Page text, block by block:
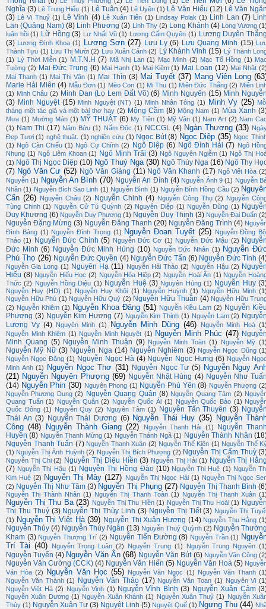
Nghĩa (3) Lê Trung Hiếu (1) Lê Tuân (4) Lê Uyên (1) Lê Văn Hiếu (12) Lê Văn
(3) Lê Vi Thuỷ (1) Lê Vinh (4) Lê Xuân Tiến (1) Lindsay Polak (1) Linh Lan (7)
Lan (Quảng Nam) (8) Linh Phương (3) Linh Thy (2) Long Khánh (4) Long Vương
luân hồi (1) Lữ Hồng (3) Lư Nhất Vũ (1) Lương Cẩm Quyên (1) Lương Duyên
(3) Lương Đình Khoa (1) Lương Sơn (27) Lưu Ly (6) Lưu Quang Minh (15)
Thành Tựu (1) Lưu Thị Mười (2) Lưu Xuân Cảnh (2) Lý Khánh Vinh (15) Lý Thành
(1)
Lý Thời Miễn (1) M.T.N.H (7) Mã Nhị Lan (1) Mạc Minh (2) Mạc Tố Hồng (1)
Tường (2) Mai Đức Trung (6) Mai Hạnh (1) Mai Kiệm (1) Mai Loan (12) Mai Nhật
Mai Thanh (1) Mai Thị Vân (1) Mai Thìn (3) Mai Tuyết (37) Mang Viên Long
Marie Hải Miên (4) Mẫu Đơn (1) Mèo Con (1) Mi Thu (1) Miên Đức Thắng (2) Miên
(1) Minh Châu (2) Minh Đan (Lọ Lem Đất Võ) (6) Minh Nguyên (15) Minh
(3) Minh Nguyệt (15) Minh Nguyệt (NT) (1) Minh Nhân Tông (1) Minh Vy (25)
tháng một tác giả và một bài thơ hay (2) Mộng Cầm (8) Mộng Nam (1) Mùa Xanh
Mưa (1) Mường Mán (1) MỸ THUẬT (6) My Tiên (1) Mỹ Vân (1) Nam Art (2) Nam
(1) Nam Thi (17) Năm Bửu (1) Nấm Độc (1) NCCGL (4) Ngàn Thương (33)
Đẹp Tươi (1) nghệ thuật. (1) nghiên cứu (1) Ngọc Bút (8) Ngọc Diệp (35) Ngọc
(1) Ngô Càn Chiểu (1) Ngô Cự Chính (2) Ngô Diệp (6) Ngô Đình Hải (7) Ngô
Nhung (1) Ngô Liêm Khoan (1) Ngô Minh Trãi (3) Ngô Nguyên Ngiễm (1) Ngô Thị
(1) Ngô Thị Ngọc Diệp (10) Ngô Thuý Nga (30) Ngô Thúy Nga (16) Ngô Thy
(7) Ngô Văn Cư (52) Ngô Văn Giảng (11) Ngô Văn Khanh (17) Ngô Viết Hòa
Nguyễn (1) Nguyễn An Bình (70) Nguyễn An Đình (4) Nguyễn Ánh 9 (1) Nguyễn
Nhân (1) Nguyễn Bích Sao Linh (1) Nguyễn Bình (1) Nguyễn Bính Hồng Cầu (2)
Cẩn (26) Nguyễn Châu (2) Nguyễn Chinh (4) Nguyễn Công Thụ (2) Nguyễn
Tùng Chinh (1) Nguyễn Cử Tú Quỳnh (2) Nguyên Diệp (1) Nguyễn Dũng (1)
Duy Khương (6) Nguyễn Duy Phương (1) Nguyễn Duy Thịnh (3) Nguyễn Đại Duẩn
Nguyễn Đặng Mừng (3) Nguyễn Đăng Thanh (20) Nguyễn Đăng Trình (4)
Đình Bảng (1) Nguyễn Đình Trọng (1) Nguyễn Đoan Tuyết (25)
Nguyễn Đồng
Thảo (1) Nguyễn Đức Chính (5) Nguyễn Đức Cơ (1) Nguyễn Đức Mậu (2)
Đức Minh (6) Nguyễn Đức Minh Hùng (10) Nguyễn Đức Nhân (1) Nguyễn
Phú Thọ (26) Nguyễn Đức Quyền (4) Nguyễn Đức Tấn (6) Nguyễn Đức Tình
Nguyễn Gia Long (1) Nguyên Hạ (11) Nguyễn Hải Thảo (2) Nguyễn Hậu (2)
Hiếu (8) Nguyễn Hiếu Học (2) Nguyễn Hòa Hiệp (2) Nguyễn Hoài Ân (1) Nguyễn
Thức (2) Nguyễn Hồng Diệu (1) Nguyễn Huệ (3) Nguyên Hùng (1) Nguyễn Huy
Nguyễn Huy (HD) (1) Nguyễn Huy Khôi (1) Nguyễn Huỳnh (1) Nguyễn Hữu Minh
Nguyễn Hữu Phú (1) Nguyễn Hữu Quý (2) Nguyễn Hữu Thuần (4) Nguyễn Hữu
(2) Nguyễn Khiêm (1) Nguyễn Khoa Đăng (51) Nguyễn Kiều Lam (2) Nguyễn
Phương (3) Nguyễn Kim Hương (7) Nguyễn Kim Thịnh (1) Nguyễn Lam (2)
Lương Vỵ (4) Nguyên Minh (1) Nguyễn Minh Dũng (46) Nguyễn Minh Hoà
Nguyễn Minh Khiêm (1) Nguyễn Minh Nguyệt (1) Nguyễn Minh Phúc (47)
Minh Quang (5) Nguyễn Minh Thuận (9) Nguyễn Minh Toàn (1) Nguyễn Mỳ
Nguyễn Mỹ Nữ (3) Nguyễn Nga (14) Nguyễn Nghiêm (3) Nguyễn Ngọc Dũng
Nguyễn Ngọc Đặng (1) Nguyễn Ngọc Hà (4) Nguyễn Ngọc Hưng (6) Nguyễn
Minh Anh (1) Nguyễn Ngọc Thơ (31) Nguyễn Ngọc Tư (5) Nguyễn Nguy
(21) Nguyễn Nguyên Phượng (69) Nguyễn Nhật Hùng (4) Nguyễn Như
(14) Nguyễn Phin (30) Nguyên Phong (1) Nguyễn Phú Yên (8) Nguyễn Phượng
Nguyễn Phương Dung (2) Nguyễn Quang Quân (8) Nguyễn Quang Tâm (2)
Quang Tuấn (1) Nguyễn Quân (2) Nguyễn Quốc Ái (1) Nguyễn Quốc Bảo (1)
Quốc Đông (1) Nguyễn Quy (2) Nguyên Tâm (1) Nguyễn Tấn Thuyên (3)
Thái An (3) Nguyễn Thái Dương (6) Nguyễn Thái Huy (35)
Nguyễn
Công (48) Nguyễn Thành Giang (22) Nguyễn Thanh Hải (1)
Nguyễn
Huyền (8) Nguyễn Thanh Mừng (1) Nguyễn Thánh Ngã (1) Nguyễn Thành Nhân
Nguyễn Thanh Tuấn (7) Nguyễn Thanh Xuân (2) Nguyễn Thế Kiên (1) Nguyễn Thế
(1) Nguyễn Thị Ánh Huỳnh (2) Nguyễn Thị Bích Phượng (2) Nguyễn Thị Cẩm Thuỳ
Nguyễn Thị Chi (2) Nguyễn Thị Diệu Hiền (3) Nguyễn Thị Hải (1) Nguyễn Thị
(7) Nguyễn Thị Hậu (1) Nguyễn Thị Hồng Đào (10) Nguyễn Thị Huệ (1) Nguyễn
Kim Huệ (2) Nguyễn Thị Mây (127) Nguyễn Thị Ngọc Hải (1) Nguyễn Thị Ngọc
(2) Nguyễn Thị Như Tâm (3) Nguyễn Thị Phụng (27) Nguyễn Thị Thanh Bình
Nguyễn Thị Thành Nhân (1) Nguyễn Thị Thanh Toàn (1) Nguyễn Thị Thanh Xuân
Nguyễn Thị Thu Ba (23) Nguyễn Thị Thu Hiền (1) Nguyễn Thị Thu Hoài (1)
Thị Thu Thuý (3) Nguyễn Thị Thùy Linh (3) Nguyễn Thị Tiết (3) Nguyễn Thị
(1) Nguyễn Thị Việt Hà (39) Nguyễn Thị Xuân Hương (14) Nguyễn Thu Hằng
Nguyễn Thủy (4) Nguyễn Thúy Ngân (13) Nguyễn Thuý Quỳnh (2) Nguyễn
Kham (3) Nguyễn Thượng Trí (2) Nguyễn Tiến Đường (8) Nguyễn Trần (1)
Trí Tài (40) Nguyễn Trọng Luân (2) Nguyễn Trung (1) Nguyễn Trung Nguyên
Nguyễn Tuyển (4) Nguyễn Văn Ân (68) Nguyễn Văn Bút (6) Nguyễn Văn Công
Nguyễn Văn Cường (CCK) (4) Nguyễn Văn Hiến (5) Nguyễn Văn Hoà (5)
Văn Hòa (2) Nguyễn Văn Học (55) Nguyễn Văn Ngọc (1) Nguyễn Văn Thanh
Nguyễn Văn Thành (1) Nguyễn Văn Thảo (17) Nguyễn Văn Toan (1) Nguyên Vi
Nguyễn Việt Hà (2) Nguyễn Vinh (1) Nguyễn Vĩnh Bình (3) Nguyễn Xuân Cảm
Nguyễn Xuân Dương (1) Nguyễn Xuân Khánh (1) Nguyễn Xuân Thuỷ (1) Nguyễn
Thủy (1) Nguyễn Xuân Tư (3) Nguyệt Linh (5) Nguyệt Quế (1) Ngưng Thu (44)